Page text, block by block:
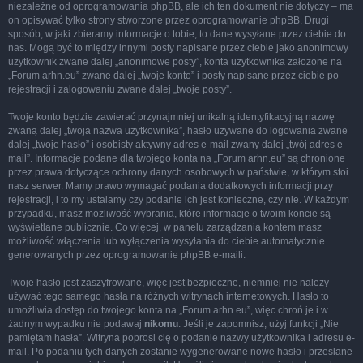
niezależne od oprogramowania phpBB, ale ich ten dokument nie dotyczy – ma
on opisywać tylko strony stworzone przez oprogramowanie phpBB. Drugi
sposób, w jaki zbieramy informacje o tobie, to dane wysyłane przez ciebie do
nas. Mogą być to między innymi posty napisane przez ciebie jako anonimowy
użytkownik zwane dalej „anonimowe posty”, konta użytkownika założone na
„Forum arhn.eu” zwane dalej „twoje konto” i posty napisane przez ciebie po
rejestracji i zalogowaniu zwane dalej „twoje posty”.
Twoje konto będzie zawierać przynajmniej unikalną identyfikacyjną nazwę
zwaną dalej „twoja nazwa użytkownika”, hasło używane do logowania zwane
dalej „twoje hasło” i osobisty aktywny adres e-mail zwany dalej „twój adres e-
mail”. Informacje podane dla twojego konta na „Forum arhn.eu” są chronione
przez prawa dotyczące ochrony danych osobowych w państwie, w którym stoi
nasz serwer. Mamy prawo wymagać podania dodatkowych informacji przy
rejestracji, i to my ustalamy czy podanie ich jest konieczne, czy nie. W każdym
przypadku, masz możliwość wybrania, które informacje o twoim koncie są
wyświetlane publicznie. Co więcej, w panelu zarządzania kontem masz
możliwość włączenia lub wyłączenia wysyłania do ciebie automatycznie
generowanych przez oprogramowanie phpBB e-maili.
Twoje hasło jest zaszyfrowane, więc jest bezpieczne, niemniej nie należy
używać tego samego hasła na różnych witrynach internetowych. Hasło to
umożliwia dostęp do twojego konta na „Forum arhn.eu”, więc chroń je i w
żadnym wypadku nie podawaj nikomu. Jeśli je zapomnisz, użyj funkcji „Nie
pamiętam hasła”. Witryna poprosi cię o podanie nazwy użytkownika i adresu e-
mail. Po podaniu tych danych zostanie wygenerowane nowe hasło i przesłane